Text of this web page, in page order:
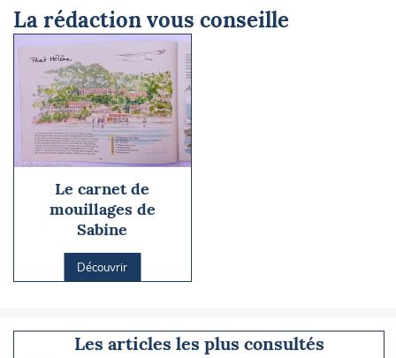
La rédaction vous conseille
Le carnet de
mouillages de
Sabine
Découvrir
Les articles les plus consultés